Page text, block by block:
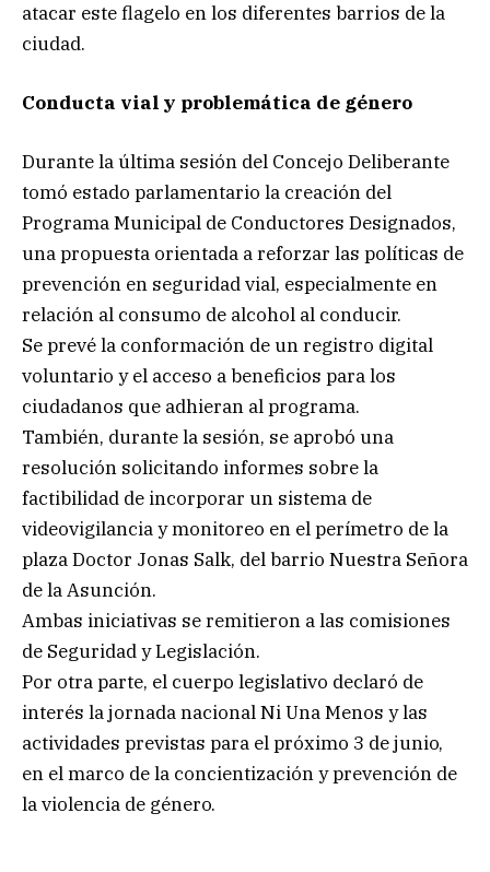
atacar este flagelo en los diferentes barrios de la
ciudad.
Conducta vial y problemática de género
Durante la última sesión del Concejo Deliberante
tomó estado parlamentario la creación del
Programa Municipal de Conductores Designados,
una propuesta orientada a reforzar las políticas de
prevención en seguridad vial, especialmente en
relación al consumo de alcohol al conducir.
Se prevé la conformación de un registro digital
voluntario y el acceso a beneficios para los
ciudadanos que adhieran al programa.
También, durante la sesión, se aprobó una
resolución solicitando informes sobre la
factibilidad de incorporar un sistema de
videovigilancia y monitoreo en el perímetro de la
plaza Doctor Jonas Salk, del barrio Nuestra Señora
de la Asunción.
Ambas iniciativas se remitieron a las comisiones
de Seguridad y Legislación.
Por otra parte, el cuerpo legislativo declaró de
interés la jornada nacional Ni Una Menos y las
actividades previstas para el próximo 3 de junio,
en el marco de la concientización y prevención de
la violencia de género.